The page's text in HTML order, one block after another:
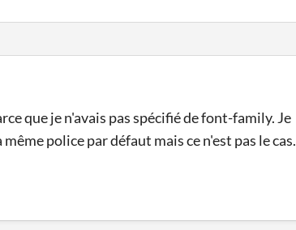
que je n'avais pas spécifié de font-family. Je
police par défaut mais ce n'est pas le cas.